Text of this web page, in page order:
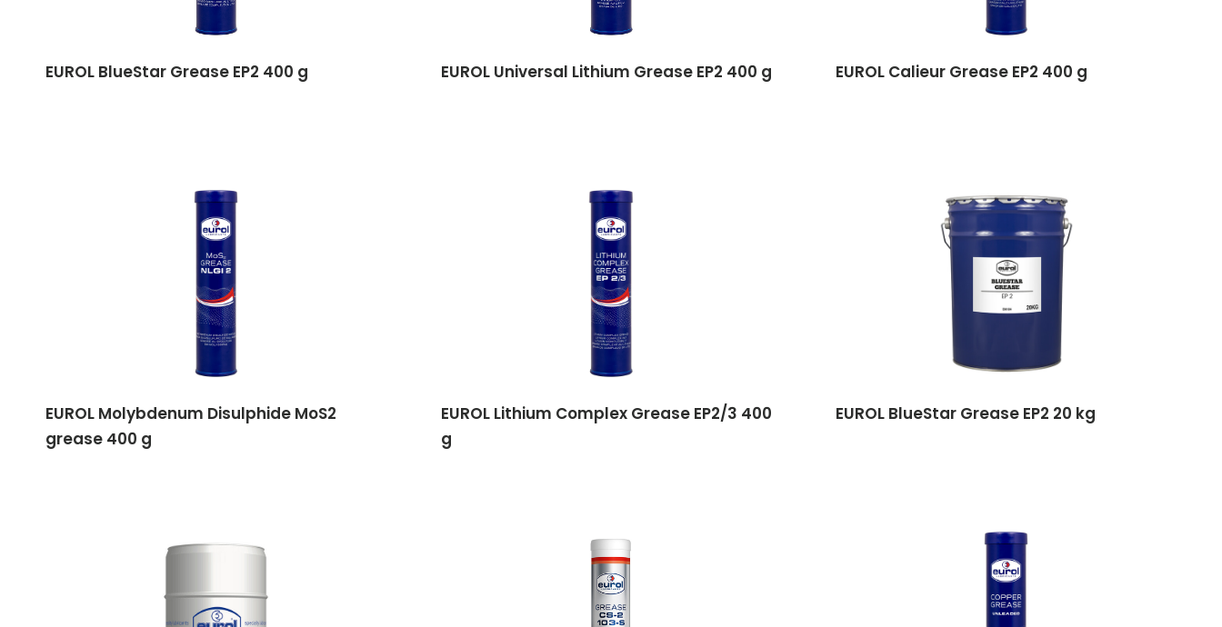
EUROL BlueStar Grease EP2 400 g EUROL Universal Lithium Grease EP2 400 g EUROL Calieur Grease EP2 400 g
EUROL Molybdenum Disulphide MoS2
grease 400 g
EUROL Lithium Complex Grease EP2/3 400
g
EUROL BlueStar Grease EP2 20 kg